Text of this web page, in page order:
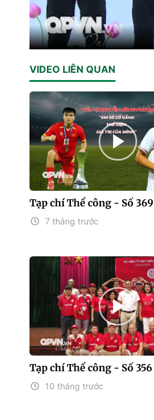
VIDEO LIÊN QUAN
Tạp chí Thể công - Số 369
7 tháng trước
Tạp chí Thể công - Số 356
10 tháng trước